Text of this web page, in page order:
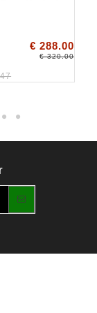
€ 288.00
€ 320.00
47